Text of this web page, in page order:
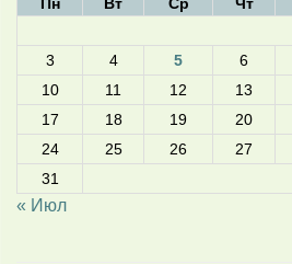
3
4 5 6
10
11 12 13
17
18 19 20
24
25 26 27
31
« Июл